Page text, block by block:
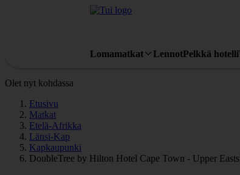
Lomamatkat LennotPelkkä hotelli
Olet nyt kohdassa
Etusivu
Matkat
Etelä-Afrikka
Länsi-Kap
Kapkaupunki
DoubleTree by Hilton Hotel Cape Town - Upper